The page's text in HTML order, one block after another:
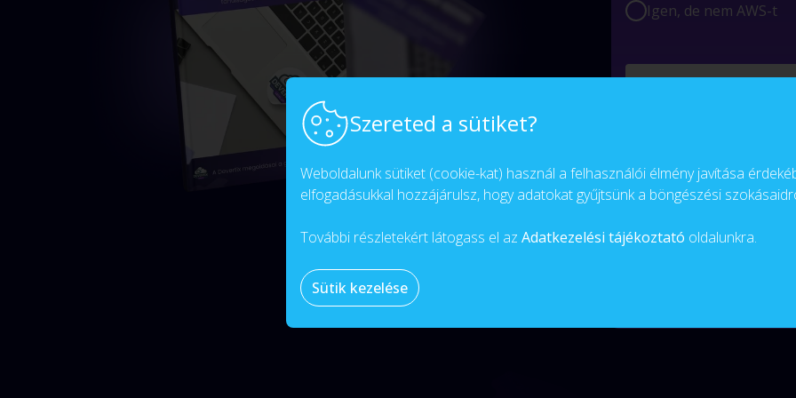
Igen, de nem AWS-t
Adataim kezeléséhez
Szereted a sütiket?
Weboldalunk sütiket (cookie-kat) használ a felhasználói élmény javítása
elfogadásukkal hozzájárulsz, hogy adatokat gyűjtsünk a böngészési
További részletekért látogass el az Adatkezelési tájékoztató oldalunkra.
Sütik kezelése